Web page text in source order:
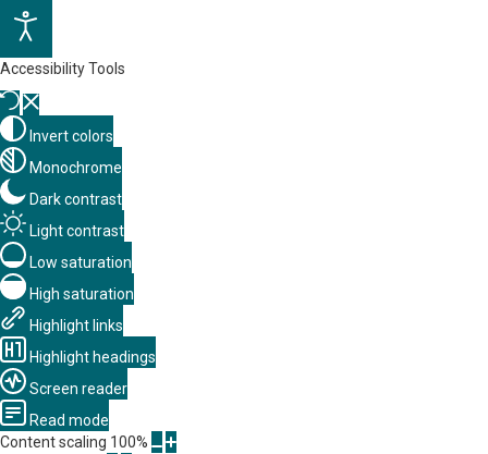
Accessibility Tools
Invert colors
Monochrome
Dark contrast
Light contrast
Low saturation
High saturation
Highlight links
Highlight headings
Screen reader
Read mode
Content scaling 100%